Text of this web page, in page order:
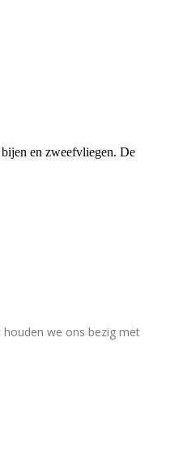
en zweefvliegen. De
houden we ons bezig met